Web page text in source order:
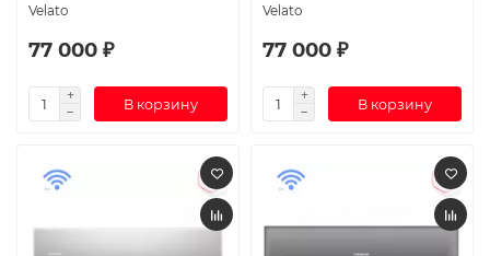
Velato
77 000 ₽
В корзину
Velato
77 000 ₽
В корзину